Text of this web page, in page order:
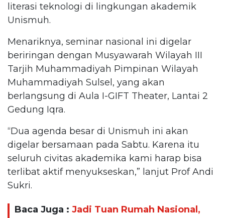
literasi teknologi di lingkungan akademik
Unismuh.
Menariknya, seminar nasional ini digelar
beriringan dengan Musyawarah Wilayah III
Tarjih Muhammadiyah Pimpinan Wilayah
Muhammadiyah Sulsel, yang akan
berlangsung di Aula I-GIFT Theater, Lantai 2
Gedung Iqra.
“Dua agenda besar di Unismuh ini akan
digelar bersamaan pada Sabtu. Karena itu
seluruh civitas akademika kami harap bisa
terlibat aktif menyukseskan,” lanjut Prof Andi
Sukri.
Baca Juga : Jadi Tuan Rumah Nasional,